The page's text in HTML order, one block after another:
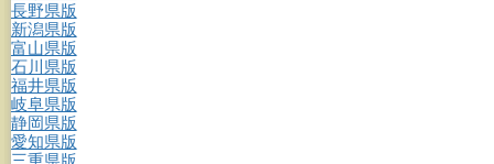
長野県版
新潟県版
富山県版
石川県版
福井県版
岐阜県版
静岡県版
愛知県版
三重県版